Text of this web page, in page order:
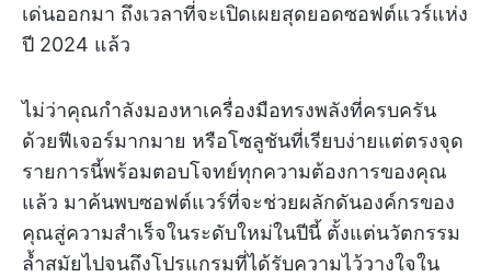
เด่นออกมา ถึงเวลาที่จะเปิดเผยสุดยอดซอฟต์แวร์แห่ง
ปี 2024 แล้ว
ไม่ว่าคุณกำลังมองหาเครื่องมือทรงพลังที่ครบครัน
ด้วยฟีเจอร์มากมาย หรือโซลูชันที่เรียบง่ายแต่ตรงจุด
รายการนี้พร้อมตอบโจทย์ทุกความต้องการของคุณ
แล้ว มาค้นพบซอฟต์แวร์ที่จะช่วยผลักดันองค์กรของ
คุณสู่ความสำเร็จในระดับใหม่ในปีนี้ ตั้งแต่นวัตกรรม
ล้ำสมัยไปจนถึงโปรแกรมที่ได้รับความไว้วางใจใน